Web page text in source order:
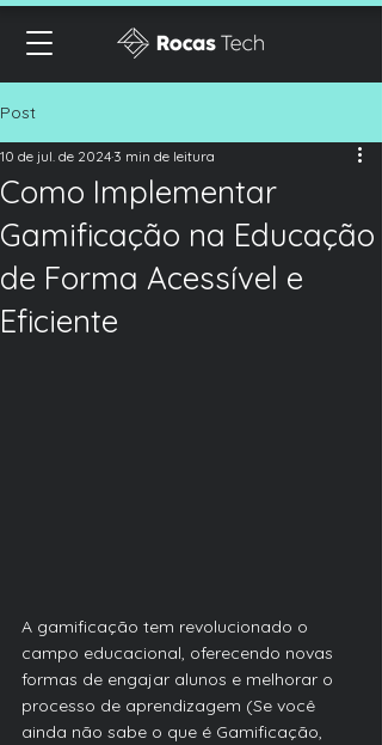
Post
Como Implementar
Gamificação na Educação
de Forma Acessível e
Eficiente
10 de jul. de 2024 3 min de leitura
A gamificação tem revolucionado o
campo educacional, oferecendo novas
formas de engajar alunos e melhorar o
processo de aprendizagem (Se você
ainda não sabe o que é Gamificação,